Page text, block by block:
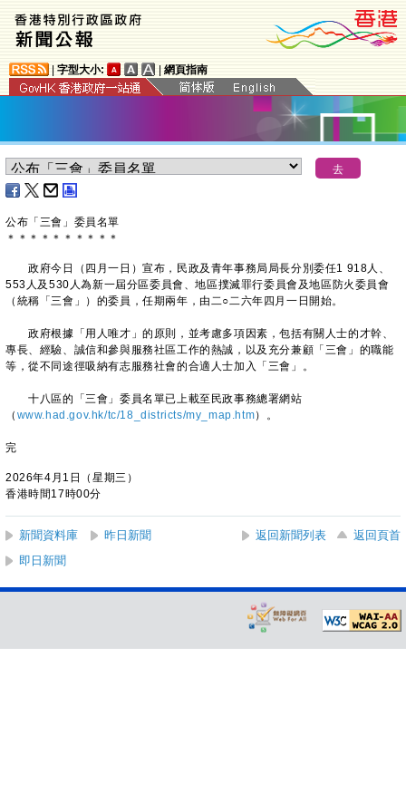
字型大小: 網頁指南
公布「三會」委員名單
＊ ＊ ＊ ＊ ＊ ＊ ＊ ＊ ＊ ＊
​政府今日（四月一日）宣布，民政及青年事務局局長分別委任1 918人、
553人及530人為新一屆分區委員會、地區撲滅罪行委員會及地區防火委員會
（統稱「三會」）的委員，任期兩年，由二○二六年四月一日開始。
政府根據「用人唯才」的原則，並考慮多項因素，包括有關人士的才幹、
專長、經驗、誠信和參與服務社區工作的熱誠，以及充分兼顧「三會」的職能
等，從不同途徑吸納有志服務社會的合適人士加入「三會」。
十八區的「三會」委員名單已上載至民政事務總署網站
（ www.had.gov.hk/tc/18_districts/my_map.htm）。
完
2026年4月1日（星期三）
香港時間17時00分
新聞資料庫 昨日新聞 返回新聞列表
返回頁首
即日新聞